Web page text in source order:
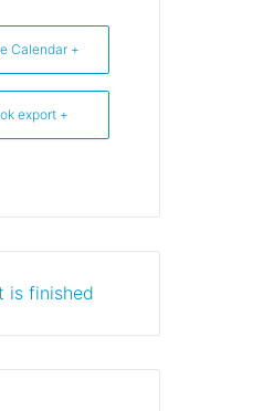
+ Add to Google Calendar
+ iCal / Outlook export
is finished.